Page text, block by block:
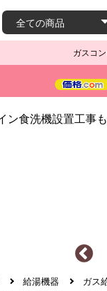
ガスコ
給湯機器 ガス